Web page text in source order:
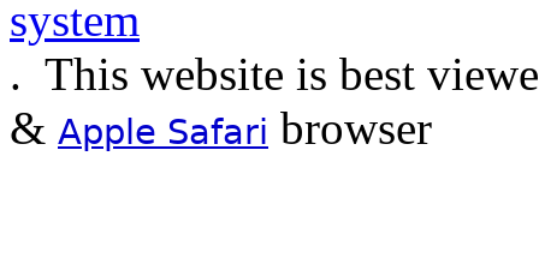
. This website is best
& Apple Safari browser